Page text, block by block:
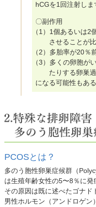
hCGを1回注射しま
〇副作用
（1）1個あるいは2
させることが
（2）多胎率が20％
（3）多くの卵胞が
たりする卵巣
になる可能性もある
PCOSとは？
多のう胞性卵巣症候群（
は生殖年齢女性の5〜8％に発
その原因は既に述べたゴナド
男性ホルモン（アンドロゲ